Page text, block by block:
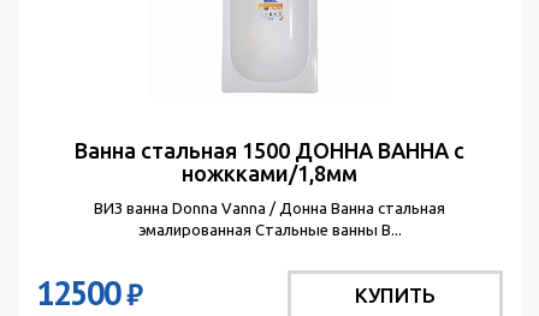
Ванна стальная 1500 ДОННА ВАННА с
ножкками/1,8мм
ВИЗ ванна Donna Vanna / Донна Ванна стальная
эмалированная Стальные ванны В...
12500₽ КУПИТЬ